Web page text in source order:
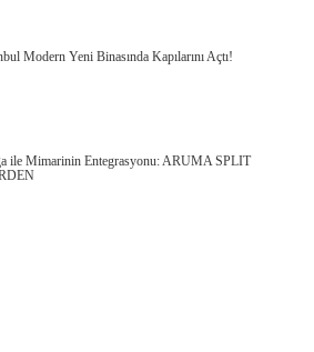
Modern Yeni Binasında Kapılarını Açtı!
ile Mimarinin Entegrasyonu: ARUMA SPLIT